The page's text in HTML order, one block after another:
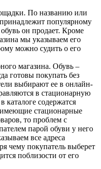
По названию или
популярному
он продает. Кроме
мы указываем его
можно судить о его
магазина. Обувь –
готовы покупать без
выбирают ее в онлайн-
в стационарную
каталоге содержатся
стационарные
то проблем с
парой обуви у него
все адреса
чему покупатель выберет
поблизости от его